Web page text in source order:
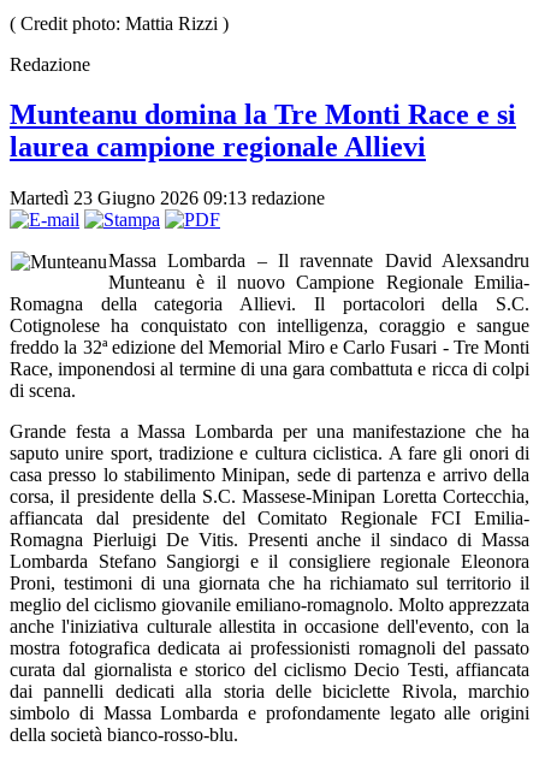
( Credit photo: Mattia Rizzi )
Redazione
Munteanu domina la Tre Monti Race e si
laurea campione regionale Allievi
Martedì 23 Giugno 2026 09:13 redazione
Massa Lombarda – Il ravennate David Alexsandru
Munteanu è il nuovo Campione Regionale Emilia-
Romagna della categoria Allievi. Il portacolori della S.C.
Cotignolese ha conquistato con intelligenza, coraggio e sangue
freddo la 32ª edizione del Memorial Miro e Carlo Fusari - Tre Monti
Race, imponendosi al termine di una gara combattuta e ricca di colpi
di scena.
Grande festa a Massa Lombarda per una manifestazione che ha
saputo unire sport, tradizione e cultura ciclistica. A fare gli onori di
casa presso lo stabilimento Minipan, sede di partenza e arrivo della
corsa, il presidente della S.C. Massese-Minipan Loretta Cortecchia,
affiancata dal presidente del Comitato Regionale FCI Emilia-
Romagna Pierluigi De Vitis. Presenti anche il sindaco di Massa
Lombarda Stefano Sangiorgi e il consigliere regionale Eleonora
Proni, testimoni di una giornata che ha richiamato sul territorio il
meglio del ciclismo giovanile emiliano-romagnolo. Molto apprezzata
anche l'iniziativa culturale allestita in occasione dell'evento, con la
mostra fotografica dedicata ai professionisti romagnoli del passato
curata dal giornalista e storico del ciclismo Decio Testi, affiancata
dai pannelli dedicati alla storia delle biciclette Rivola, marchio
simbolo di Massa Lombarda e profondamente legato alle origini
della società bianco-rosso-blu.